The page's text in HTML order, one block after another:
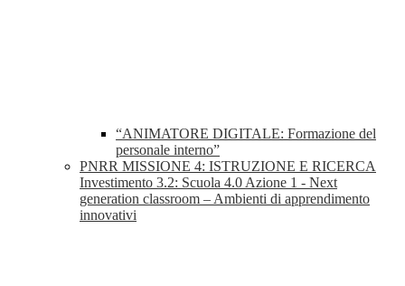
“ANIMATORE DIGITALE: Formazione del
personale interno”
PNRR MISSIONE 4: ISTRUZIONE E RICERCA
Investimento 3.2: Scuola 4.0 Azione 1 - Next
generation classroom – Ambienti di apprendimento
innovativi